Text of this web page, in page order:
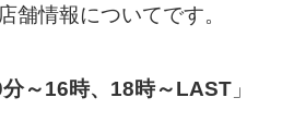
舗情報についてです。
～16時、18時～LAST 」